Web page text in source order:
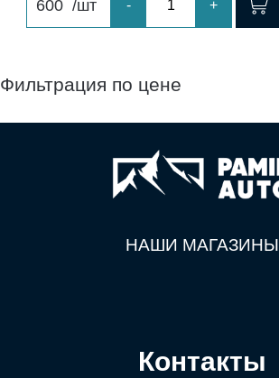
600 /шт - +
Фильтрация по цене
НАШИ МАГАЗИНЫ
Контакты